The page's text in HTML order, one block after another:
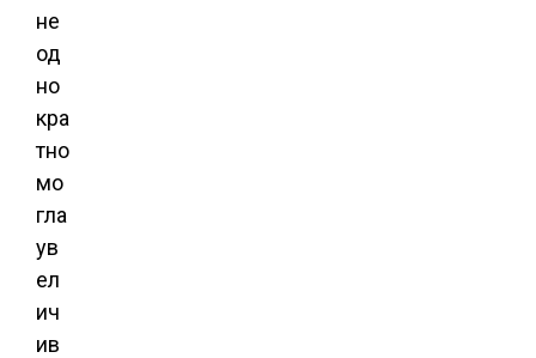
не
од
но
кра
тно
мо
гла
ув
ел
ич
ив